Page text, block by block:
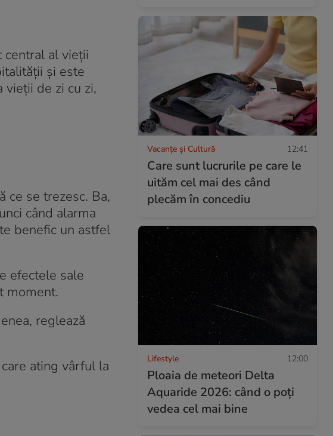
central al vieții
și este
de zi cu zi,
ce se trezesc. Ba,
când alarma
benefic un astfel
efectele sale
moment.
reglează
ating vârful la
Vacanțe și Cultură 12:41
Care sunt lucrurile pe care le
uităm cel mai des când
plecăm în concediu
Lifestyle 12:00
Ploaia de meteori Delta
Aquaride 2026: când o poți
vedea cel mai bine